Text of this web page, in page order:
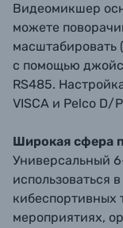
Видеомикшер
можете
масштабировать
с помощью
RS485.
VISCA и Pelco D/
Широкая сфера
Универсальный
использоваться
кибеспортивных
мероприятиях,